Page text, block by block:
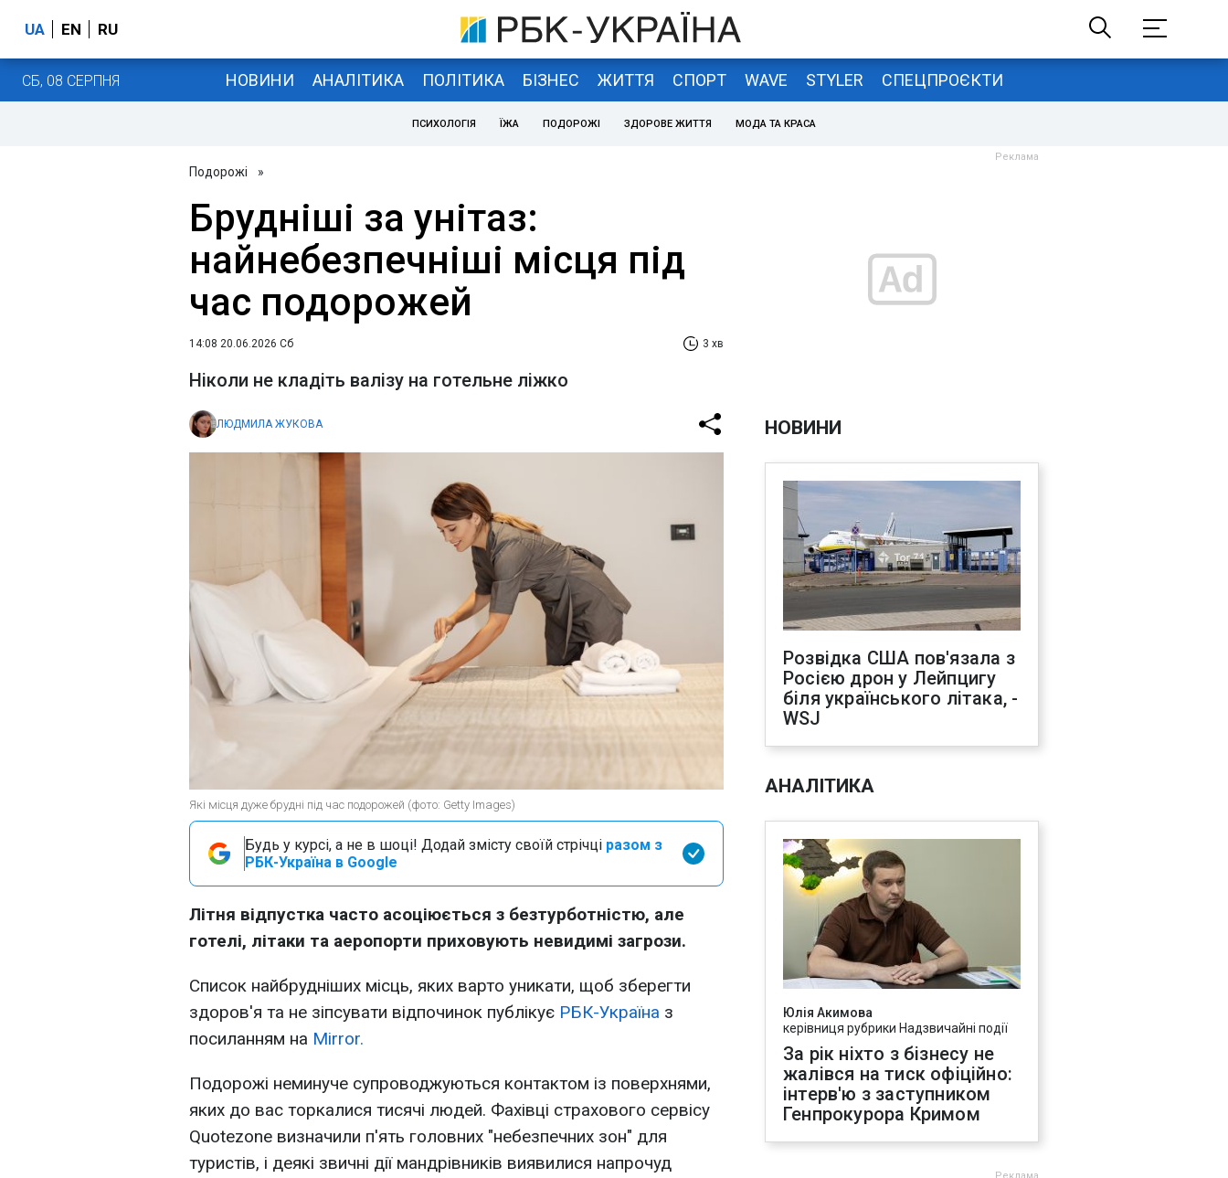
UA EN RU
СБ, 08 СЕРПНЯ НОВИНИ АНАЛІТИКА ПОЛІТИКА БІЗНЕС ЖИТТЯ СПОРТ WAVE STYLER СПЕЦПРОЄКТИ
ПСИХОЛОГІЯ ЇЖА ПОДОРОЖІ ЗДОРОВЕ ЖИТТЯ МОДА ТА КРАСА
Подорожі »
Брудніші за унітаз:
найнебезпечніші місця під
час подорожей
14:08 20.06.2026 Сб 3 хв
Ніколи не кладіть валізу на готельне ліжко
ЛЮДМИЛА ЖУКОВА
Які місця дуже брудні під час подорожей (фото: Getty Images)
Будь у курсі, а не в шоці! Додай змісту своїй стрічці разом з
РБК-Україна в Google
Літня відпустка часто асоціюється з безтурботністю, але
готелі, літаки та аеропорти приховують невидимі загрози.
Cписок найбрудніших місць, яких варто уникати, щоб зберегти
здоров'я та не зіпсувати відпочинок публікує РБК-Україна з
посиланням на Mirror.
Подорожі неминуче супроводжуються контактом із поверхнями,
яких до вас торкалися тисячі людей. Фахівці страхового сервісу
Quotezone визначили п'ять головних "небезпечних зон" для
туристів, і деякі звичні дії мандрівників виявилися напрочуд
НОВИНИ
Розвідка США пов'язала з
Росією дрон у Лейпцигу
біля українського літака, -
WSJ
АНАЛІТИКА
Юлія Акимова
керівниця рубрики Надзвичайні події
За рік ніхто з бізнесу не
жалівся на тиск офіційно:
інтерв'ю з заступником
Генпрокурора Кримом